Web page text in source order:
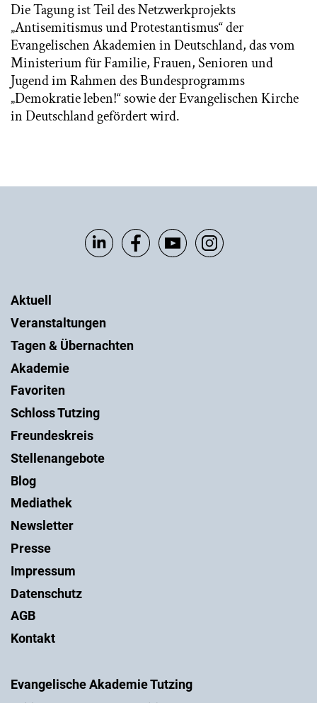
Die Tagung ist Teil des Netzwerkprojekts
„Antisemitismus und Protestantismus“ der
Evangelischen Akademien in Deutschland, das vom
Ministerium für Familie, Frauen, Senioren und
Jugend im Rahmen des Bundesprogramms
„Demokratie leben!“ sowie der Evangelischen Kirche
in Deutschland gefördert wird.
Evangelische Akademie Tutzing
Aktuell
Veranstaltungen
Tagen & Übernachten
Akademie
Favoriten
Schloss Tutzing
Freundeskreis
Stellenangebote
Blog
Mediathek
Newsletter
Presse
Impressum
Datenschutz
AGB
Kontakt